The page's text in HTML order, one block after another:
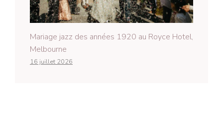
Mariage jazz des années 1920 au Royce Hotel,
Melbourne
16 juillet 2026